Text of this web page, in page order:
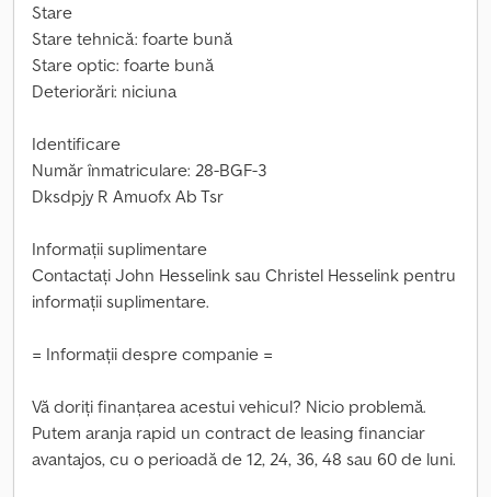
Stare
Stare tehnică: foarte bună
Stare optic: foarte bună
Deteriorări: niciuna
Identificare
Număr înmatriculare: 28-BGF-3
Dksdpjy R Amuofx Ab Tsr
Informații suplimentare
Contactați John Hesselink sau Christel Hesselink pentru
informații suplimentare.
= Informații despre companie =
Vă doriți finanțarea acestui vehicul? Nicio problemă.
Putem aranja rapid un contract de leasing financiar
avantajos, cu o perioadă de 12, 24, 36, 48 sau 60 de luni.